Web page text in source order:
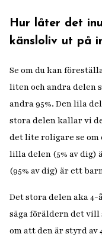
Hur låter det
känsloliv ut på
Se om du kan
liten och andra delen
andra 95%. Den lila
stora delen kallar vi
det lite roligare se
lilla delen (5% av dig)
(95% av dig) är ett
Det stora delen aka
säga föräldern det vill
om att den är styrd av